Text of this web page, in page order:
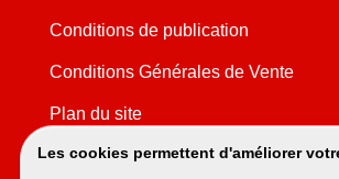
Les cookies permettent d'améliorer
Conditions de publication
Conditions Générales de Vente
Plan du site